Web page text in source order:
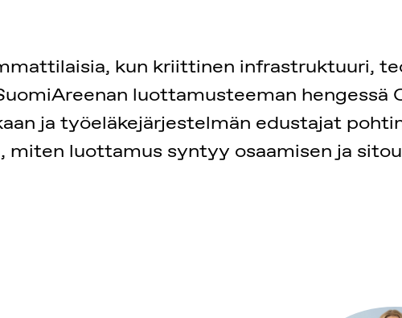
kun kriittinen infrastruktuuri,
luottamusteeman hengessä
ja työeläkejärjestelmän edustajat
miten luottamus syntyy osaamisen ja